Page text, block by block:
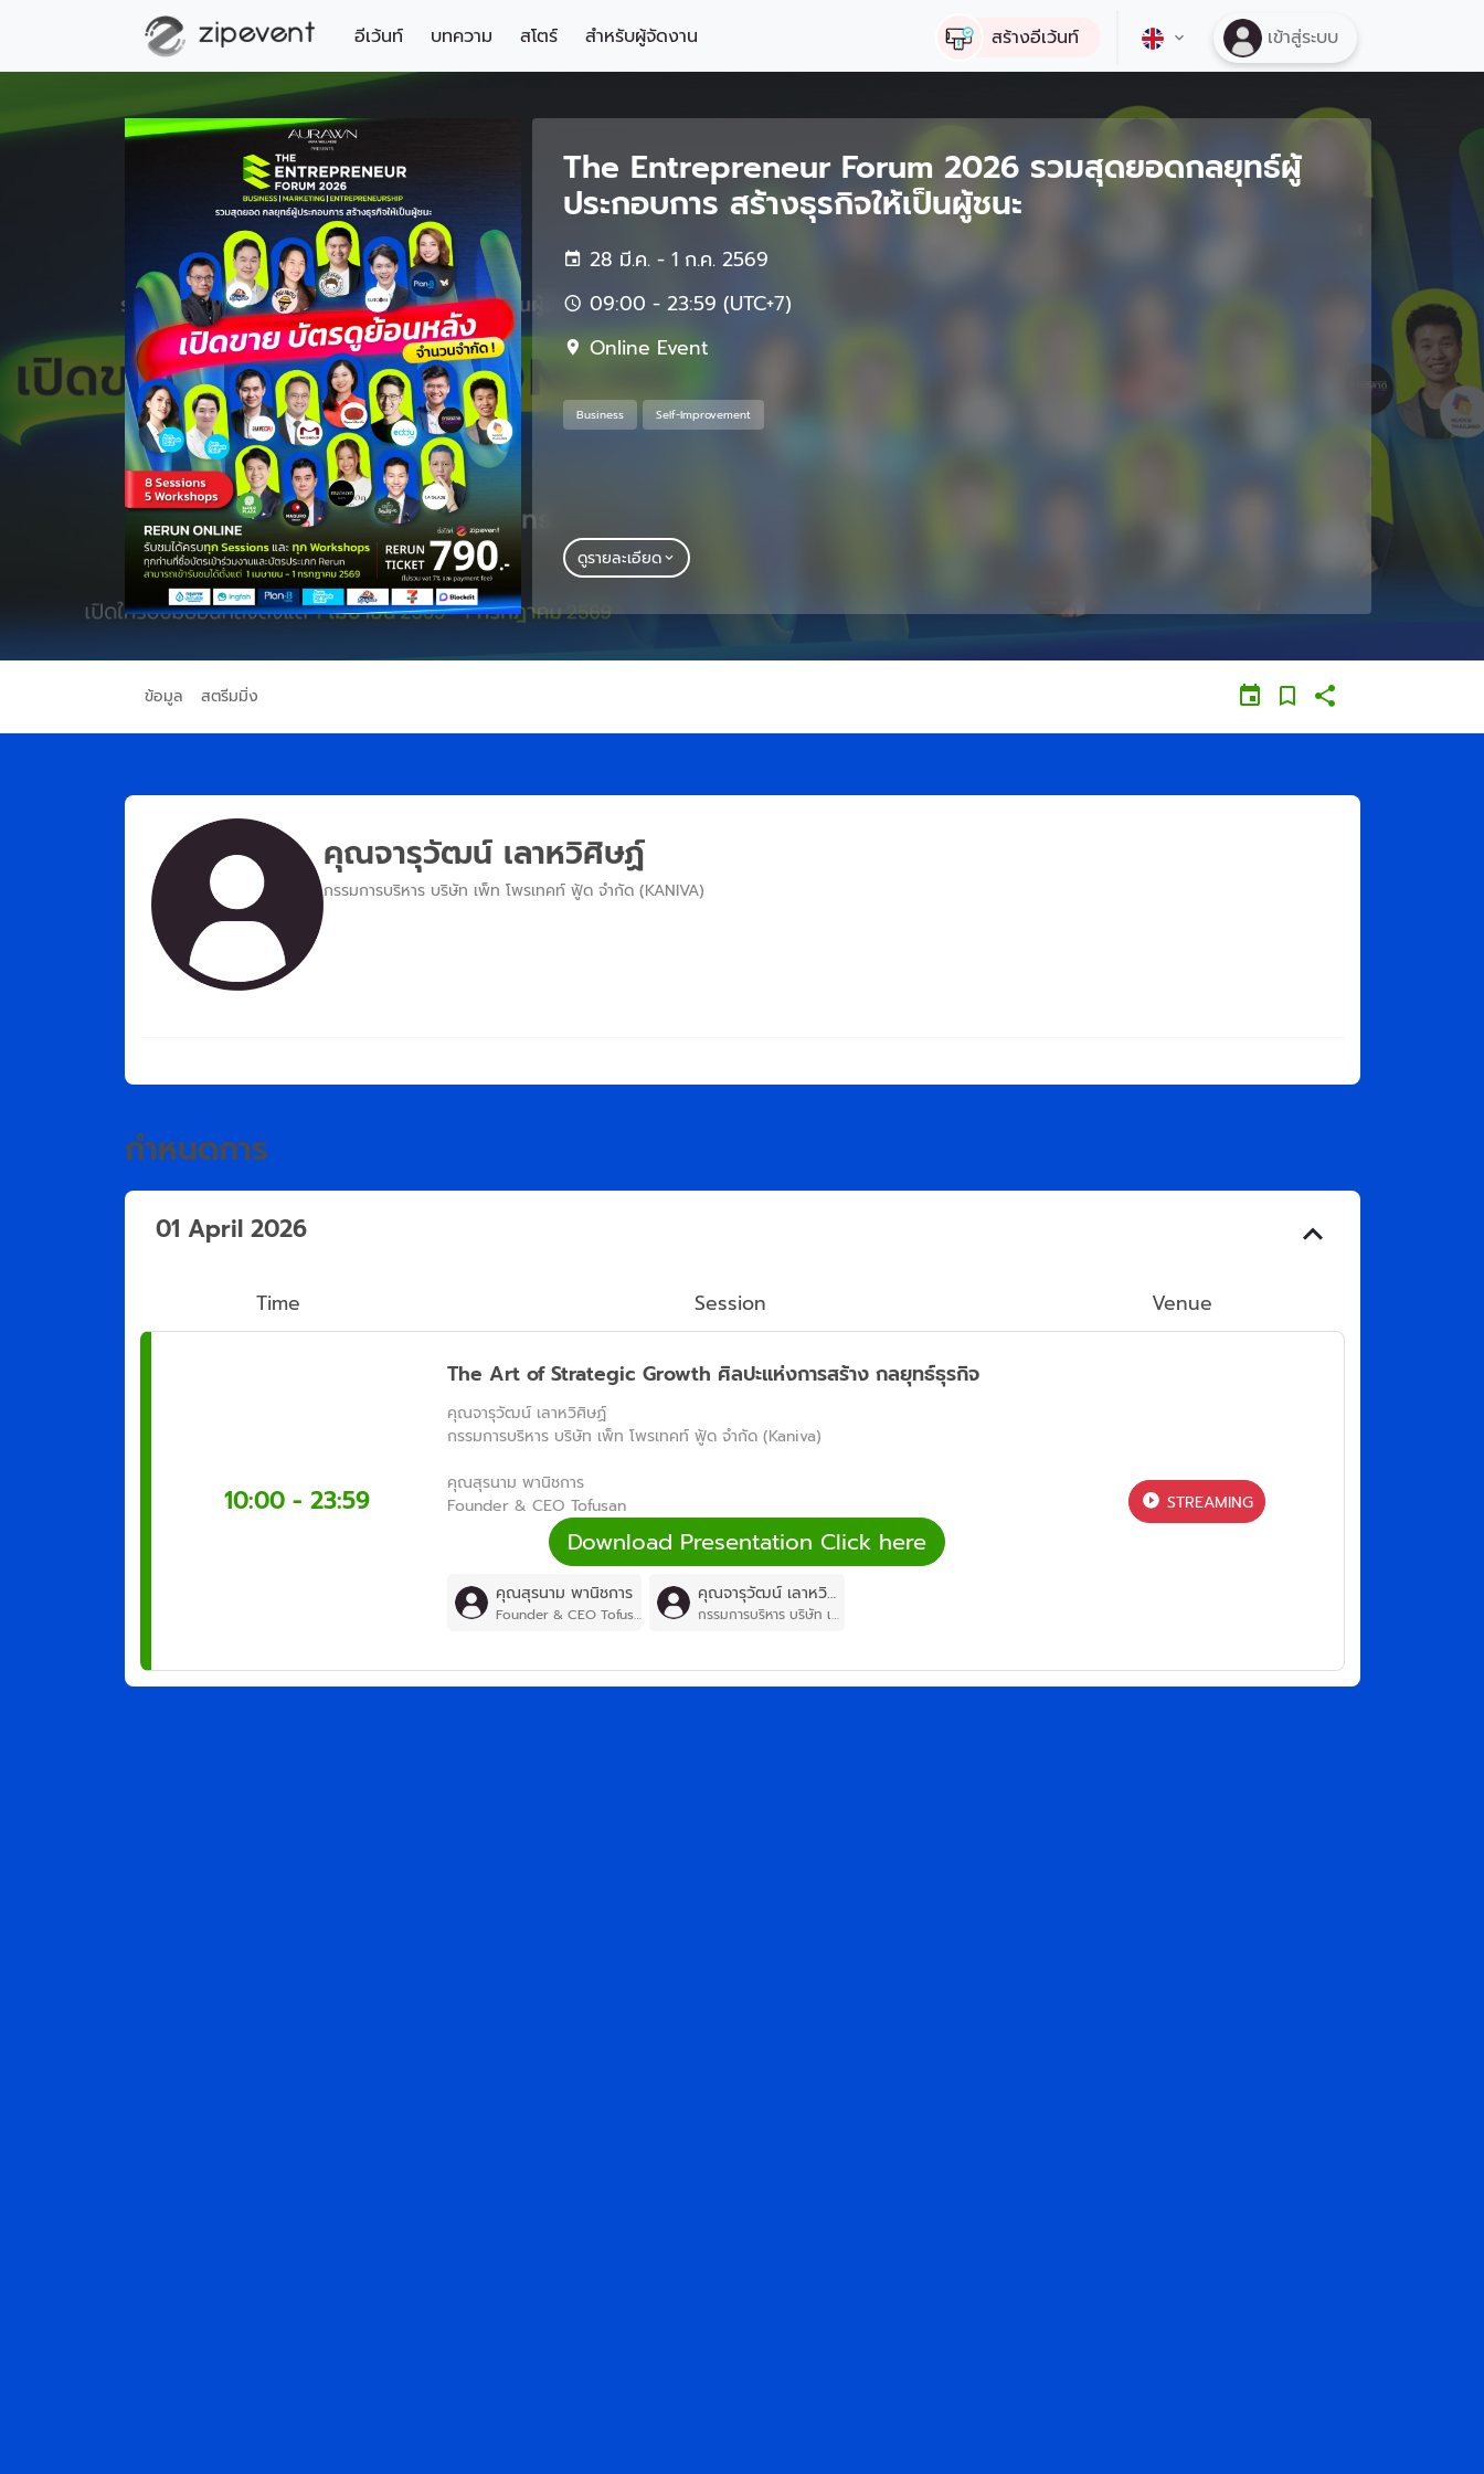
อีเว้นท์ บทความ สโตร์ สำหรับผู้จัดงาน สร้างอีเว้นท์ เข้าสู่ระบบ
The Entrepreneur Forum 2026 รวมสุดยอดกลยุทธ์ผู้
ประกอบการ สร้างธุรกิจให้เป็นผู้ชนะ
28 มี.ค. - 1 ก.ค. 2569
09:00 - 23:59 (UTC+7)
Online Event
Business Self-Improvement
ดูรายละเอียด
ข้อมูล สตรีมมิ่ง
คุณจารุวัฒน์ เลาหวิศิษฏ์
กรรมการบริหาร บริษัท เพ็ท โพรเทคท์ ฟู้ด จำกัด (KANIVA)
กำหนดการ
01 April 2026
Time Session Venue
10:00 - 23:59
The Art of Strategic Growth ศิลปะแห่งการสร้าง กลยุทธ์ธุรกิจ
คุณจารุวัฒน์ เลาหวิศิษฏ์
กรรมการบริหาร บริษัท เพ็ท โพรเทคท์ ฟู้ด จำกัด (Kaniva)
คุณสุรนาม พานิชการ
Founder & CEO Tofusan
Download Presentation Click here
คุณสุรนาม พานิชการ
Founder & CEO Tofusan
คุณจารุวัฒน์ เลาหวิศิษฏ์
กรรมการบริหาร บริษัท เพ็ท โพรเทคท์ ฟู้ด จำกัด (Kaniva)
STREAMING